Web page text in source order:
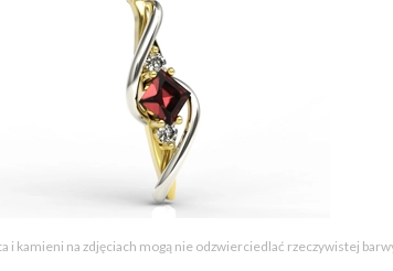
i kamieni na zdjęciach mogą nie odzwierciedlać rzeczywistej